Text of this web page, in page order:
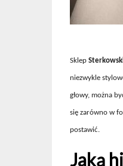
Sklep
niezwykle
głowy, można
się zarówno w
postawić.
Jaką